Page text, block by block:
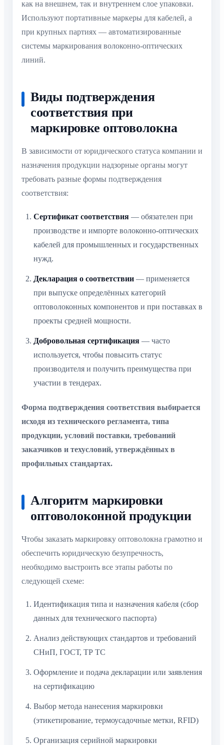
как на внешнем, так и внутреннем слое упаковки.
Используют портативные маркеры для кабелей, а
при крупных партиях — автоматизированные
системы маркирования волоконно-оптических
линий.
Виды подтверждения
соответствия при
маркировке оптоволокна
В зависимости от юридического статуса компании и
назначения продукции надзорные органы могут
требовать разные формы подтверждения
соответствия:
Сертификат соответствия — обязателен при
производстве и импорте волоконно-оптических
кабелей для промышленных и государственных
нужд.
Декларация о соответствии — применяется
при выпуске определённых категорий
оптоволоконных компонентов и при поставках в
проекты средней мощности.
Добровольная сертификация — часто
используется, чтобы повысить статус
производителя и получить преимущества при
участии в тендерах.
Форма подтверждения соответствия выбирается
исходя из технического регламента, типа
продукции, условий поставки, требований
заказчиков и техусловий, утверждённых в
профильных стандартах.
Алгоритм маркировки
оптоволоконной продукции
Чтобы заказать маркировку оптоволокна грамотно и
обеспечить юридическую безупречность,
необходимо выстроить все этапы работы по
следующей схеме:
Идентификация типа и назначения кабеля (сбор
данных для технического паспорта)
Анализ действующих стандартов и требований
СНиП, ГОСТ, ТР ТС
Оформление и подача декларации или заявления
на сертификацию
Выбор метода нанесения маркировки
(этикетирование, термоусадочные метки, RFID)
Организация серийной маркировки